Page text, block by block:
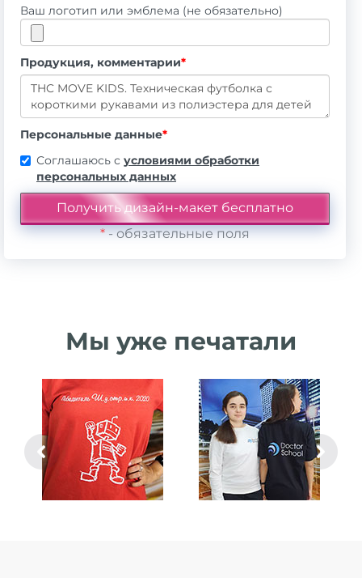
Ваш логотип или эмблема (не обязательно)
Продукция, комментарии*
Персональные данные*
Соглашаюсь с условиями обработки
персональных данных
*- обязательные поля
Мы уже печатали